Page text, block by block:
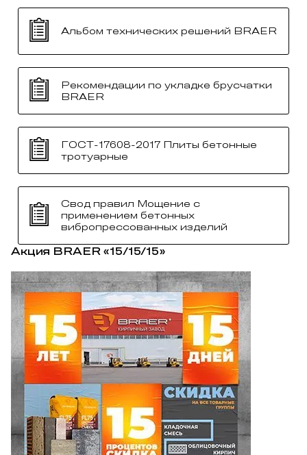
Альбом технических решений BRAER
Рекомендации по укладке брусчатки
BRAER
ГОСТ-17608-2017 Плиты бетонные
тротуарные
Свод правил Мощение с
применением бетонных
вибропрессованных изделий
Акция BRAER «15/15/15»